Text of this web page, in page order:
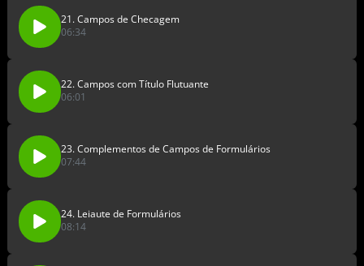
21. Campos de Checagem
06:34
22. Campos com Título Flutuante
06:01
23. Complementos de Campos de Formulários
07:44
24. Leiaute de Formulários
08:14